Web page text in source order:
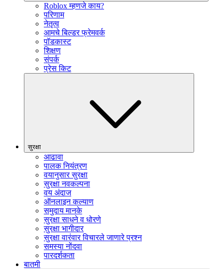
Roblox म्हणजे काय?
परिणाम
नेतृत्व
आमचे बिल्डर फ्रेमवर्क
पॉडकास्ट
शिक्षण
संपर्क
प्रेस किट
सुरक्षा
आढावा
पालक नियंत्रण
वयानुसार सुरक्षा
सुरक्षा नवकल्पना
वय अंदाज
ऑनलाइन कल्याण
समुदाय मानके
सुरक्षा साधने व धोरणे
सुरक्षा भागीदार
सुरक्षा वारंवार विचारले जाणारे प्रश्न
समस्या नोंदवा
पारदर्शकता
बातमी